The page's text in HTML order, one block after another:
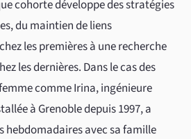
cohorte développe des stratégies
du maintien de liens
les premières à une recherche
les dernières. Dans le cas des
comme Irina, ingénieure
à Grenoble depuis 1997, a
hebdomadaires avec sa famille